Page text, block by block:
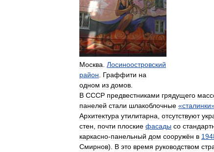
Москва Лосиноостровский
район
Граффити на
одном из домов
В СССР предвестниками грядущего
панелей стали шлакоблочные «сталинки
Архитектура утилитарна отсутствуют
стен
почти плоские фасады со
каркасно-панельный дом сооружён в
Смирнов). В это время руководством